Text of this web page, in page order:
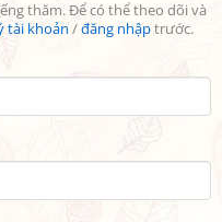
thăm. Để có thể theo dõi và
tài khoản /đăng nhậptrước.